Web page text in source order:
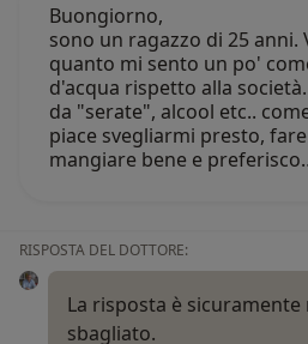
Buongiorno,
sono un ragazzo di 25 anni.
quanto mi sento un po'
d'acqua rispetto alla
da "serate", alcool etc..
piace svegliarmi presto,
mangiare bene e
RISPOSTA DEL DOTTORE:
La risposta è sicuramente
sbagliato.